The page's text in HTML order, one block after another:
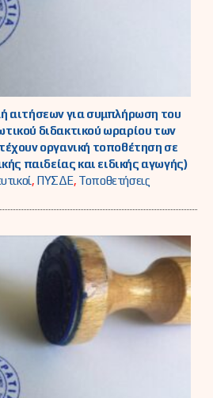
αιτήσεων για συμπλήρωση του
διδακτικού ωραρίου των
οργανική τοποθέτηση σε
παιδείας και ειδικής αγωγής)
, ΠΥΣΔΕ, Τοποθετήσεις